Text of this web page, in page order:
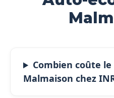
Combien coûte
Malmaison chez